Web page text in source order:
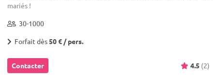
mariés !
30-1000
Forfait dès50 € / pers.
Contacter 4.5 (2)